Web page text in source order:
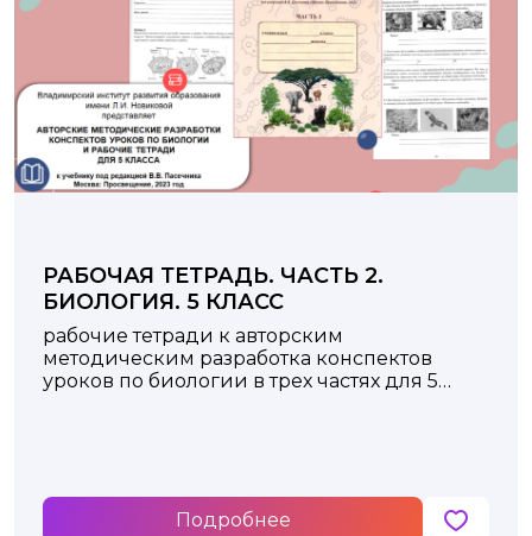
РАБОЧАЯ ТЕТРАДЬ. ЧАСТЬ 2.
БИОЛОГИЯ. 5 КЛАСС
рабочие тетради к авторским
методическим разработка конспектов
уроков по биологии в трех частях для 5
Подробнее